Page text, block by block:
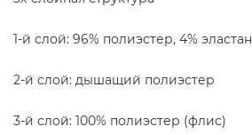
1-й слой: 96% полиэстер, 4% эластан
2-й слой: дышащий полиэстер
3-й слой: 100% полиэстер (флис)